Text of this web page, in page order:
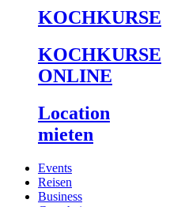
KOCHKURSE
KOCHKURSE
ONLINE
Location
mieten
Events
Reisen
Business